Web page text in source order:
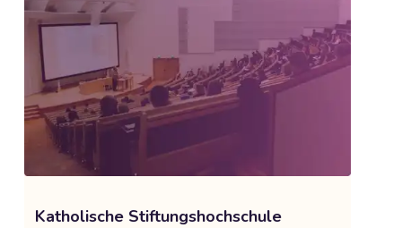
Katholische Stiftungshochschule